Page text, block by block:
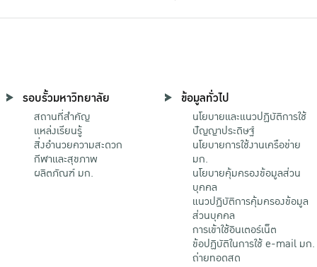
รอบรั้วมหาวิทยาลัย
สถานที่สำคัญ
แหล่งเรียนรู้
สิ่งอำนวยความสะดวก
กีฬาและสุขภาพ
ผลิตภัณฑ์ มก.
ข้อมูลทั่วไป
นโยบายและแนวปฏิบัติการใช้
ปัญญาประดิษฐ์
นโยบายการใช้งานเครือข่าย
มก.
นโยบายคุ้มครองข้อมูลส่วน
บุคคล
แนวปฏิบัติการคุ้มครองข้อมูล
ส่วนบุคคล
การเข้าใช้อินเตอร์เน็ต
ข้อปฏิบัติในการใช้ e-mail มก.
ถ่ายทอดสด